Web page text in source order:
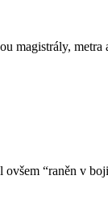
magistrály,
“raněn v